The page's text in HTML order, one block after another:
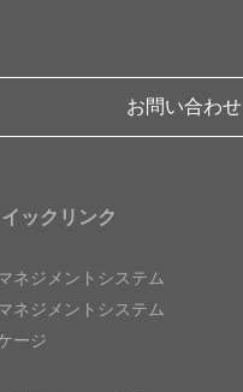
お問い合わせ
ックリンク
ネジメントシステム
ネジメントシステム
ージ